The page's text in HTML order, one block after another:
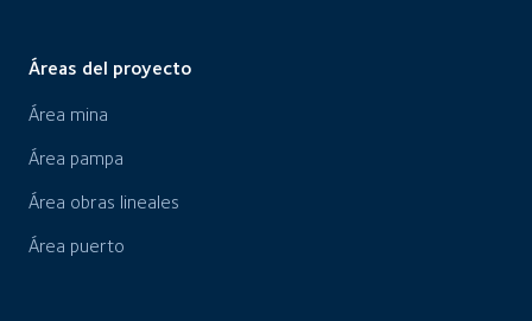
Áreas del proyecto
Área mina
Área pampa
Área obras lineales
Área puerto